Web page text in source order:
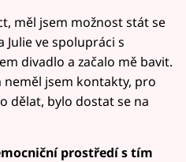
měl jsem možnost stát se
ve spolupráci s
divadlo a začalo mě bavit.
neměl jsem kontakty, pro
dělat, bylo dostat se na
prostředí s tím